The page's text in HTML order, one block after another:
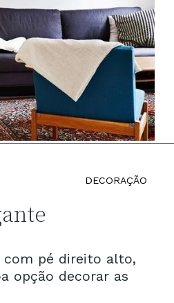
com pé direito alto,
opção decorar as
DECORAÇÃO